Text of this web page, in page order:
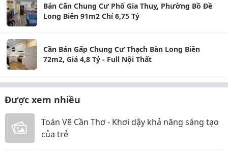
Bán Căn Chung Cư Phố Gia Thuỵ, Phường Bồ Đề
Long Biên 91m2 Chỉ 6,75 Tỷ
Cần Bán Gấp Chung Cư Thạch Bàn Long Biên
72m2, Giá 4,8 Tỷ - Full Nội Thất
Được xem nhiều
Toán Vẽ Cần Thơ - Khơi dậy khả năng sáng tạo
của trẻ